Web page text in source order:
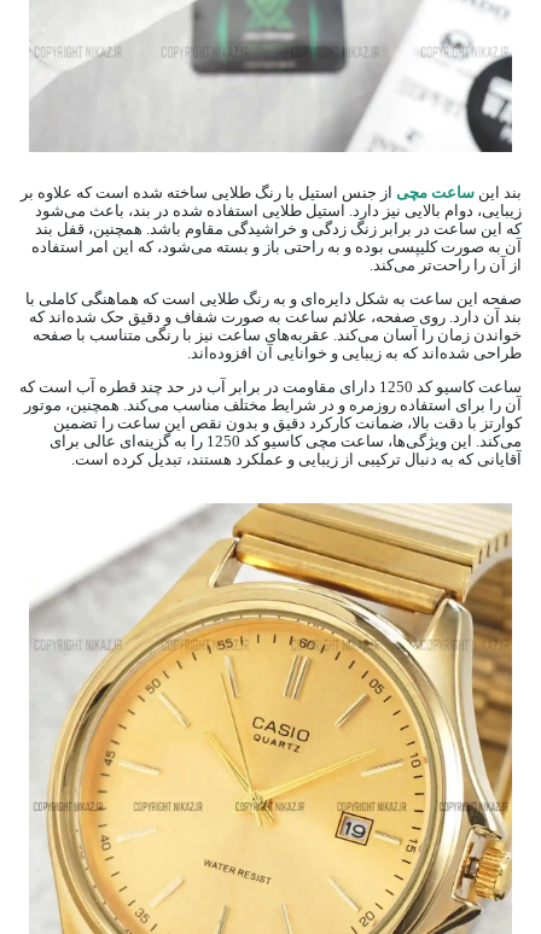
بند این ساعت مچیاز جنس استیل با رنگ طلایی ساخته شده است که علاوه بر
زیبایی، دوام بالایی نیز دارد. استیل طلایی استفاده شده در بند، باعث می‌شود
که این ساعت در برابر زنگ زدگی و خراشیدگی مقاوم باشد. همچنین، قفل بند
آن به صورت کلیپسی بوده و به راحتی باز و بسته می‌شود، که این امر استفاده
از آن را راحت‌تر می‌کند.
صفحه این ساعت به شکل دایره‌ای و به رنگ طلایی است که هماهنگی کاملی با
بند آن دارد. روی صفحه، علائم ساعت به صورت شفاف و دقیق حک شده‌اند که
خواندن زمان را آسان می‌کند. عقربه‌های ساعت نیز با رنگی متناسب با صفحه
طراحی شده‌اند که به زیبایی و خوانایی آن افزوده‌اند.
ساعت کاسیو کد 1250 دارای مقاومت در برابر آب در حد چند قطره آب است که
آن را برای استفاده روزمره و در شرایط مختلف مناسب می‌کند. همچنین، موتور
کوارتز با دقت بالا، ضمانت کارکرد دقیق و بدون نقص این ساعت را تضمین
می‌کند. این ویژگی‌ها، ساعت مچی کاسیو کد 1250 را به گزینه‌ای عالی برای
آقایانی که به دنبال ترکیبی از زیبایی و عملکرد هستند، تبدیل کرده است.